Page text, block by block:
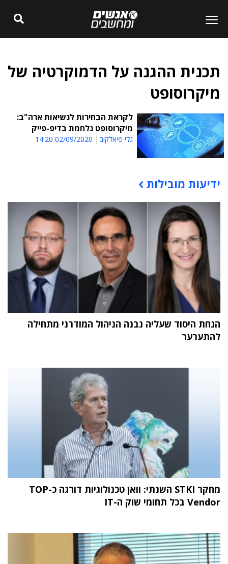
תכנית ההגנה על הדמוקרטיה של
מיקרוסופט
לקראת הבחירות לנשיאות ארה"ב:
מיקרוסופט נלחמת בדיפ-פייק
גלי פיאלקוב 02/09/2020 14:20
תוכן פרסומי
ידיעות מובילות
הנחת היסוד שעליה נבנה הניהול המודרני מתחילה
להתערער
מחקר STKI השנתי: וואן טכנולוגיות דורגה כ-TOP
Vendor בכל תחומי שוק ה-IT